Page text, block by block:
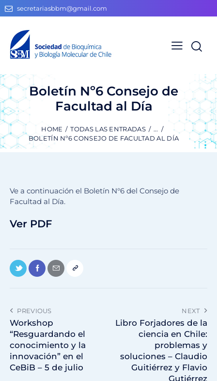
secretariasbbm@gmail.com
Boletín Nº6 Consejo de
Facultad al Día
HOME TODAS LAS ENTRADAS
...
BOLETÍN Nº6 CONSEJO DE FACULTAD AL DÍA
Ve a continuación el Boletín N°6 del Consejo de
Facultad al Día.
Ver PDF
PREVIOUS
Workshop
“Resguardando el
conocimiento y la
innovación” en el
CeBiB – 5 de julio
NEXT
Libro Forjadores de la
ciencia en Chile:
problemas y
soluciones – Claudio
Guitiérrez y Flavio
Gutiérrez